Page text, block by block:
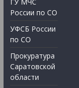
ГУ МЧС
России по СО
УФСБ России
по СО
Прокуратура
Саратовской
области